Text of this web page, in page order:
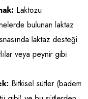
Laktozu
bulunan laktaz
laktaz desteği
veya peynir gibi
Bitkisel sütler (badem